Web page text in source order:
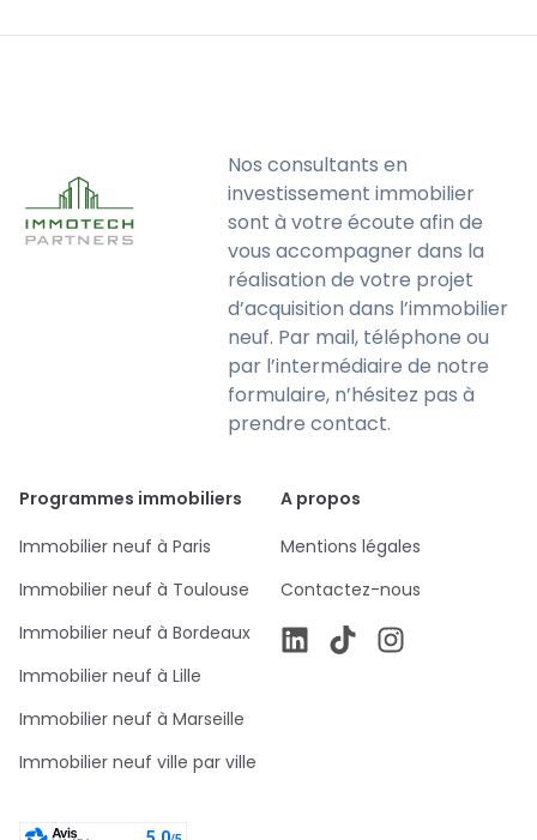
Nos consultants en
investissement immobilier
sont à votre écoute afin de
vous accompagner dans la
réalisation de votre projet
d’acquisition dans l’immobilier
neuf. Par mail, téléphone ou
par l’intermédiaire de notre
formulaire, n’hésitez pas à
prendre contact.
Programmes immobiliers
Immobilier neuf à Paris
Immobilier neuf à Toulouse
Immobilier neuf à Bordeaux
Immobilier neuf à Lille
Immobilier neuf à Marseille
Immobilier neuf ville par ville
A propos
Mentions légales
Contactez-nous